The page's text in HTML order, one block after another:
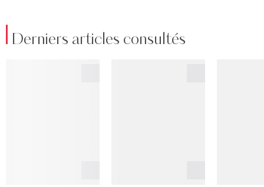
Derniers articles consultés